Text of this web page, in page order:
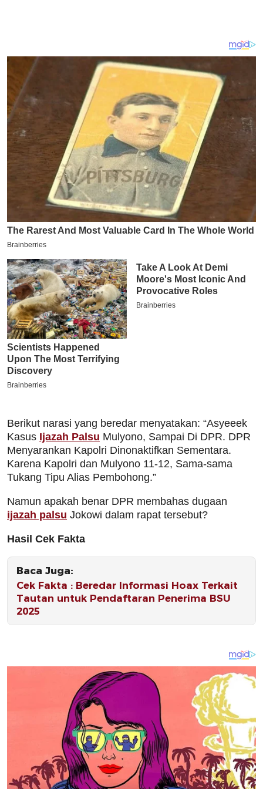
Berikut narasi yang beredar menyatakan: “Asyeeek
Kasus Ijazah Palsu Mulyono, Sampai Di DPR. DPR
Menyarankan Kapolri Dinonaktifkan Sementara.
Karena Kapolri dan Mulyono 11-12, Sama-sama
Tukang Tipu Alias Pembohong.”
Namun apakah benar DPR membahas dugaan
ijazah palsu Jokowi dalam rapat tersebut?
Hasil Cek Fakta
Baca Juga:
Cek Fakta : Beredar Informasi Hoax Terkait
Tautan untuk Pendaftaran Penerima BSU
2025